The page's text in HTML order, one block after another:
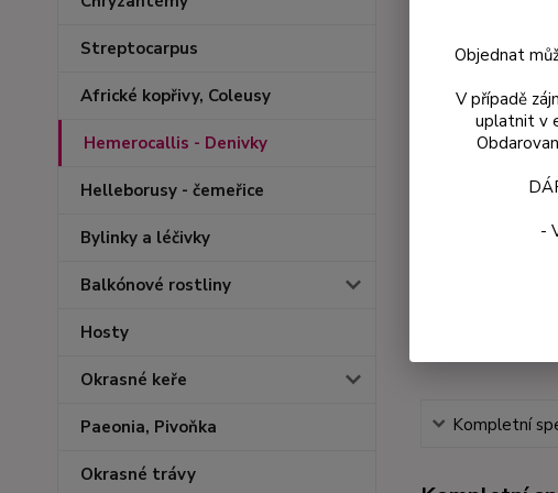
Streptocarpus
Africké kopřivy, Coleusy
Hemerocallis - Denivky
Helleborusy - čemeřice
Bylinky a léčivky
Balkónové rostliny
Hosty
Okrasné keře
Paeonia, Pivoňka
Okrasné trávy
Kompletní
Objednat
V případě
uplatnit v
-